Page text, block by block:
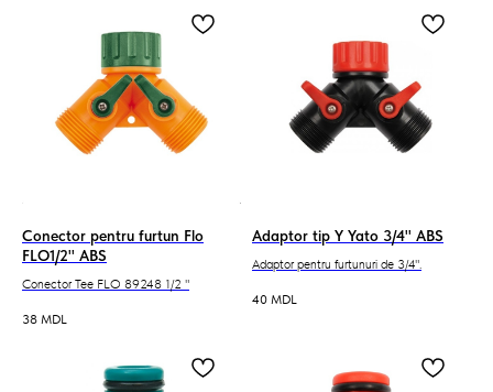
Conector pentru furtun Flo
FLO1/2'' ABS
Conector Tee FLO 89248 1/2 "
38 MDL
Adaptor tip Y Yato 3/4'' ABS
Adaptor pentru furtunuri de 3/4".
40 MDL